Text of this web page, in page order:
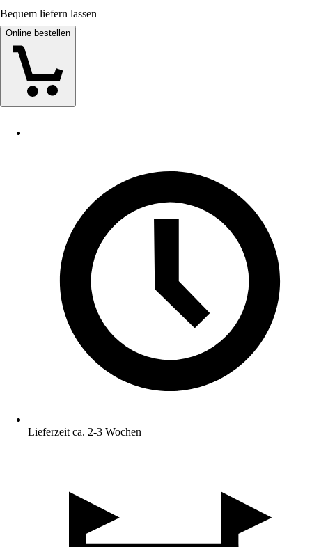
Bequem liefern lassen
Online bestellen
Lieferzeit ca. 2-3 Wochen